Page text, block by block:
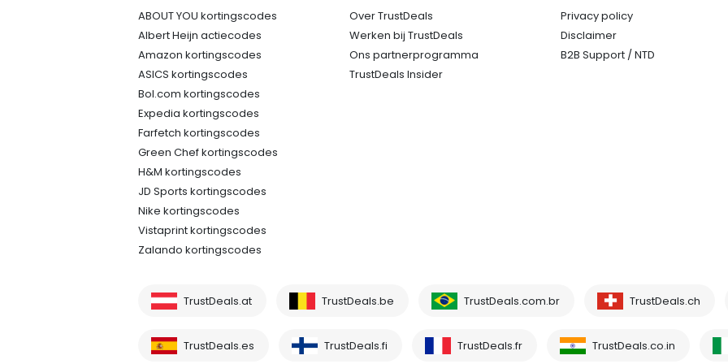
ABOUT YOU kortingscodes
Albert Heijn actiecodes
Amazon kortingscodes
ASICS kortingscodes
Bol.com kortingscodes
Expedia kortingscodes
Farfetch kortingscodes
Green Chef kortingscodes
H&M kortingscodes
JD Sports kortingscodes
Nike kortingscodes
Vistaprint kortingscodes
Zalando kortingscodes
Over TrustDeals
Werken bij TrustDeals
Ons partnerprogramma
TrustDeals Insider
Privacy policy
Disclaimer
B2B Support / NTD
TrustDeals.at TrustDeals.be TrustDeals.com.br TrustDeals.ch
TrustDeals.es TrustDeals.fi TrustDeals.fr TrustDeals.co.in